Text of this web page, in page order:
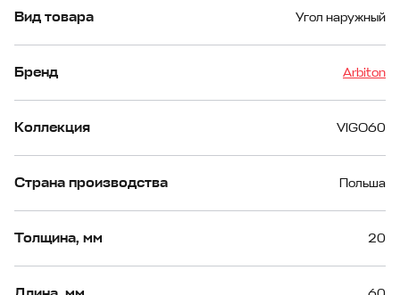
Вид товара Угол наружный
Бренд Arbiton
Коллекция VIGO60
Страна производства Польша
Толщина, мм 20